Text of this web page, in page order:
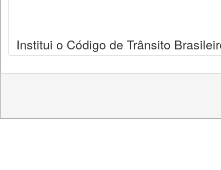
Institui o Código de Trânsito